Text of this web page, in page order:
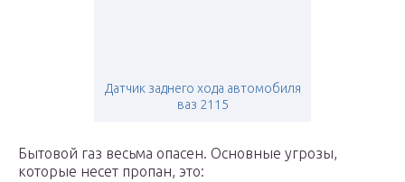
Датчик заднего хода автомобиля
ваз 2115
Бытовой газ весьма опасен. Основные угрозы,
которые несет пропан, это: